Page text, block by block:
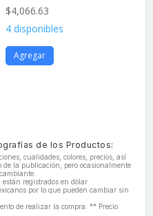
$4,066.63
4 disponibles
Agregar
de los Productos:
cualidades, colores, precios, así
de la publicación, pero ocasionalmente
registrados en dólar
por lo que pueden cambiar sin
de realizar la compra. ** Precio